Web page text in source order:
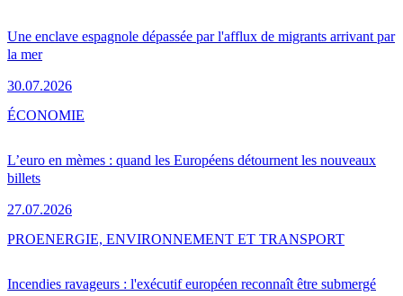
Une enclave espagnole dépassée par l'afflux de migrants arrivant par
la mer
30.07.2026
L’euro en mèmes : quand les Européens détournent les nouveaux
billets
27.07.2026
ÉCONOMIE
Incendies ravageurs : l'exécutif européen reconnaît être submergé
PROENERGIE, ENVIRONNEMENT ET TRANSPORT